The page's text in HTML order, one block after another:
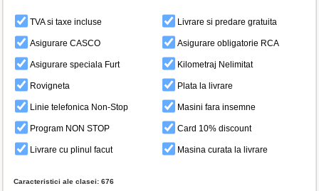
Caracteristici ale clasei: 676
TVA si taxe incluse Livrare si predare gratuita
Asigurare CASCO Asigurare obligatorie RCA
Asigurare speciala Furt Kilometraj Nelimitat
Rovigneta Plata la livrare
Linie telefonica Non-Stop Masini fara insemne
Program NON STOP Card 10% discount
Livrare cu plinul facut Masina curata la livrare